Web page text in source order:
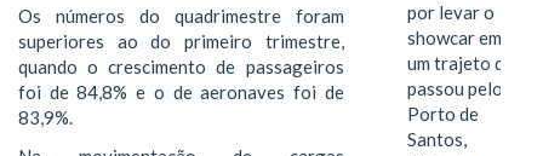
Os números do quadrimestre foram
superiores ao do primeiro trimestre,
quando o crescimento de passageiros
foi de 84,8% e o de aeronaves foi de
83,9%.
por levar o
showcar em
um trajeto que
passou pelo
Porto de
Santos,